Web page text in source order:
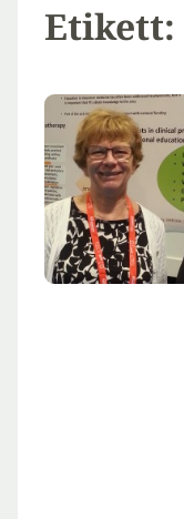
Etikett: